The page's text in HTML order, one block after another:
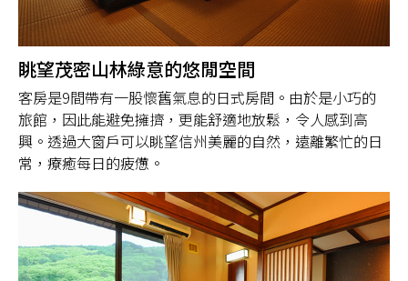
眺望茂密山林綠意的悠閒空間
客房是9間帶有一股懷舊氣息的日式房間。由於是小巧的
旅館，因此能避免擁擠，更能舒適地放鬆，令人感到高
興。透過大窗戶可以眺望信州美麗的自然，遠離繁忙的日
常，療癒每日的疲憊。